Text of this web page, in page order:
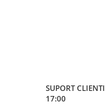
SUPORT CLIENTI
17:00